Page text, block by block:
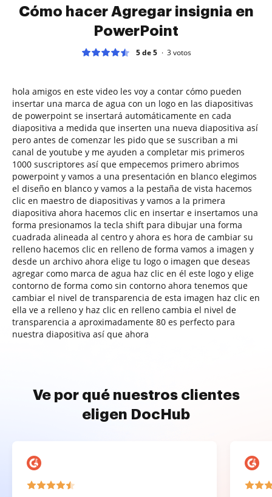
Cómo hacer Agregar insignia en
PowerPoint
5 de 5 3votos
hola amigos en este video les voy a contar cómo pueden
insertar una marca de agua con un logo en las diapositivas
de powerpoint se insertará automáticamente en cada
diapositiva a medida que inserten una nueva diapositiva así
pero antes de comenzar les pido que se suscriban a mi
canal de youtube y me ayuden a completar mis primeros
1000 suscriptores así que empecemos primero abrimos
powerpoint y vamos a una presentación en blanco elegimos
el diseño en blanco y vamos a la pestaña de vista hacemos
clic en maestro de diapositivas y vamos a la primera
diapositiva ahora hacemos clic en insertar e insertamos una
forma presionamos la tecla shift para dibujar una forma
cuadrada alineada al centro y ahora es hora de cambiar su
relleno hacemos clic en relleno de forma vamos a imagen y
desde un archivo ahora elige tu logo o imagen que deseas
agregar como marca de agua haz clic en él este logo y elige
contorno de forma como sin contorno ahora tenemos que
cambiar el nivel de transparencia de esta imagen haz clic en
ella ve a relleno y haz clic en relleno cambia el nivel de
transparencia a aproximadamente 80 es perfecto para
nuestra diapositiva así que ahora
Ve por qué nuestros clientes
eligen DocHub